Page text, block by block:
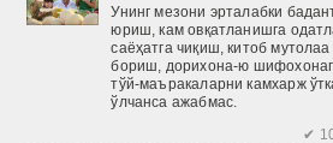
Унинг мезони эрталабки
юриш, кам овқатланишга
саёҳатга чиқиш, китоб
бориш, дорихона-ю
тўй-маъракаларни камхарж
ўлчанса ажабмас.
✔